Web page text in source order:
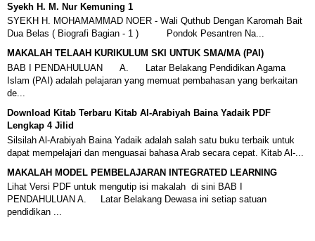
Syekh H. M. Nur Kemuning 1
SYEKH H. MOHAMAMMAD NOER - Wali Quthub Dengan Karomah Bait
Dua Belas ( Biografi Bagian - 1 ) Pondok Pesantren Na...
MAKALAH TELAAH KURIKULUM SKI UNTUK SMA/MA (PAI)
BAB I PENDAHULUAN A. Latar Belakang Pendidikan Agama
Islam (PAI) adalah pelajaran yang memuat pembahasan yang berkaitan
de...
Download Kitab Terbaru Kitab Al-Arabiyah Baina Yadaik PDF
Lengkap 4 Jilid
Silsilah Al-Arabiyah Baina Yadaik adalah salah satu buku terbaik untuk
dapat mempelajari dan menguasai bahasa Arab secara cepat. Kitab Al-...
MAKALAH MODEL PEMBELAJARAN INTEGRATED LEARNING
Lihat Versi PDF untuk mengutip isi makalah di sini BAB I
PENDAHULUAN A. Latar Belakang Dewasa ini setiap satuan
pendidikan ...